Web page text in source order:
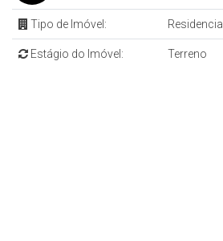
Tipo de Imóvel: Residencial
Estágio do Imóvel: Terreno